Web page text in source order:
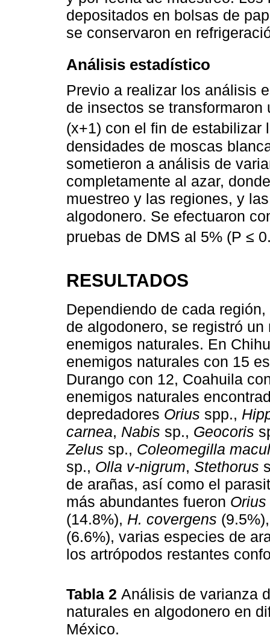
depositados en bolsas de
se conservaron en
Análisis estadístico
Previo a realizar los análisis
de insectos se
(x+1) con el fin de estabilizar
densidades de moscas
sometieron a análisis de
completamente al azar,
muestreo y las regiones, y
algodonero. Se efectuaron
pruebas de DMS al 5% (P ≤
RESULTADOS
Dependiendo de cada
de algodonero, se registró
enemigos naturales. En
enemigos naturales con 15
Durango con 12, Coahuila
enemigos naturales
depredadores Orius spp.,
carnea, Nabis sp., Geocoris
Zelus sp., Coleomegilla
sp., Olla v-nigrum, Stethorus
de arañas, así como el
más abundantes fueron Orius
(14.8%), H. covergens
(6.6%), varias especies de
los artrópodos restantes
Tabla 2 Análisis de varianza
naturales en algodonero en
México.